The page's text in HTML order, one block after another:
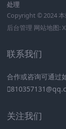
处理
Copyright © 2024
后台管理 网站地图:
联系我们
合作或咨询可通过
关注我们